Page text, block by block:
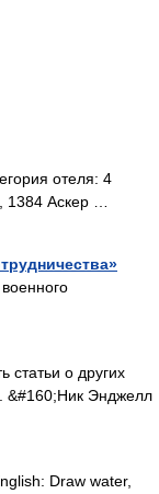
отеля: 4
1384 Аскер …
статьи о других
&#160;Ник Энджелл
Draw water,